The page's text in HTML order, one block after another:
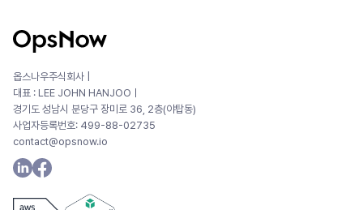
옵스나우주식회사 |
대표 : LEE JOHN HANJOOㅣ
경기도 성남시 분당구 장미로 36, 2층(야탑동)
사업자등록번호: 499-88-02735
contact@opsnow.io